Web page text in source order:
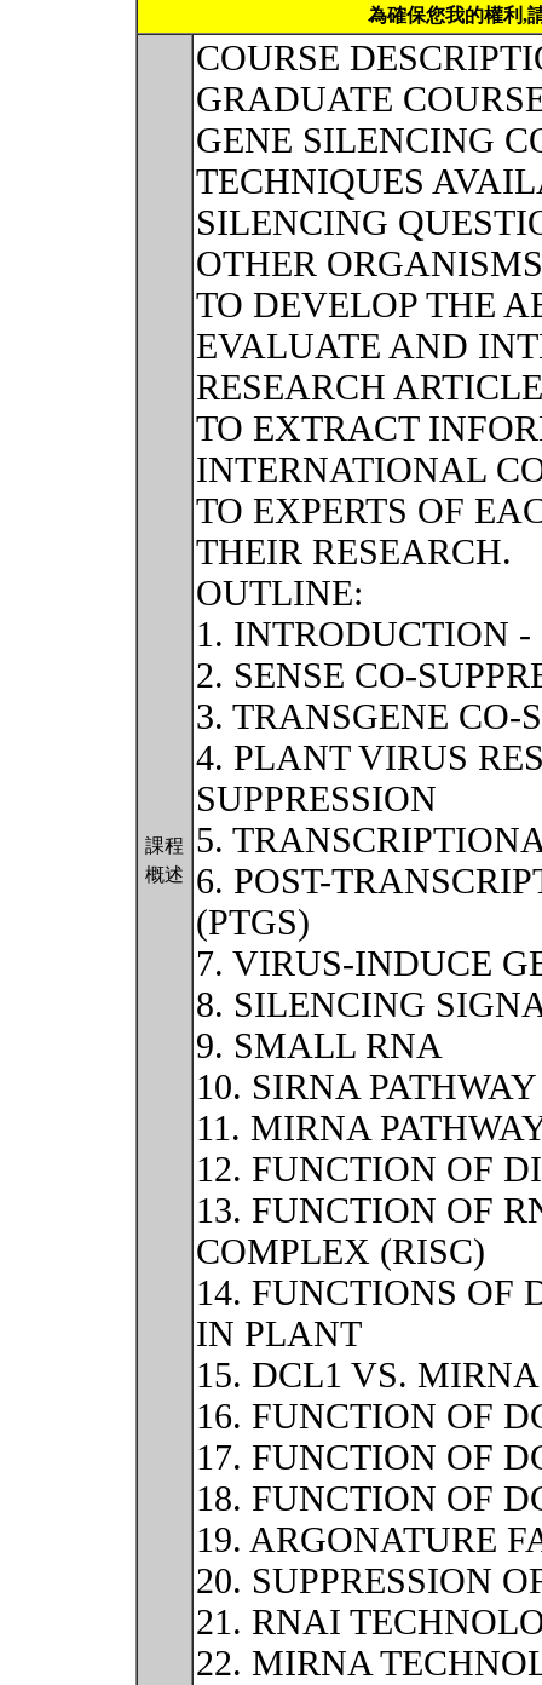
為確保您我的權利,
課程
概述
COURSE
GRADUATE
GENE SILENCING
TECHNIQUES
SILENCING
OTHER
TO DEVELOP THE
EVALUATE AND
RESEARCH
TO EXTRACT
INTERNATIONAL
TO EXPERTS OF
THEIR RESEARCH.
OUTLINE:
1. INTRODUCTION
2. SENSE CO-
3. TRANSGENE CO-
4. PLANT VIRUS
SUPPRESSION
5.
6. POST-
(PTGS)
7. VIRUS-INDUCE
8. SILENCING
9. SMALL RNA
10. SIRNA PATHWAY
11. MIRNA
12. FUNCTION OF
13. FUNCTION OF
COMPLEX (RISC)
14. FUNCTIONS OF
IN PLANT
15. DCL1 VS.
16. FUNCTION OF
17. FUNCTION OF
18. FUNCTION OF
19. ARGONATURE
20. SUPPRESSION
21. RNAI
22. MIRNA